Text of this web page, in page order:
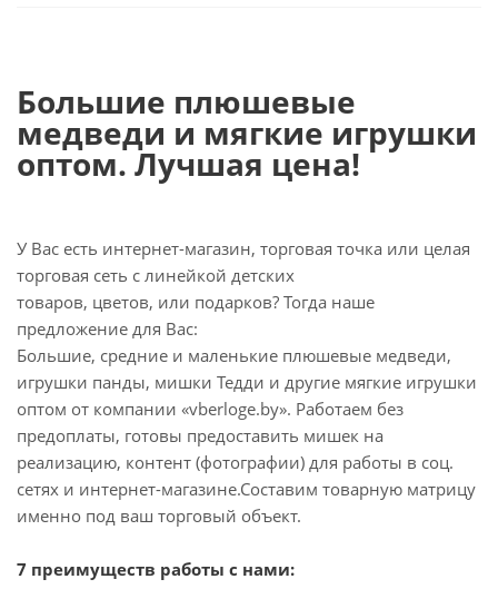
Большие плюшевые
медведи и мягкие игрушки
оптом. Лучшая цена!
У Вас есть интернет-магазин, торговая точка или целая
торговая сеть с линейкой детских
товаров, цветов, или подарков? Тогда наше
предложение для Вас:
Большие, средние и маленькие плюшевые медведи,
игрушки панды, мишки Тедди и другие мягкие игрушки
оптом от компании «vberloge.by». Работаем без
предоплаты, готовы предоставить мишек на
реализацию, контент (фотографии) для работы в соц.
сетях и интернет-магазине.Составим товарную матрицу
именно под ваш торговый объект.
7 преимуществ работы с нами: